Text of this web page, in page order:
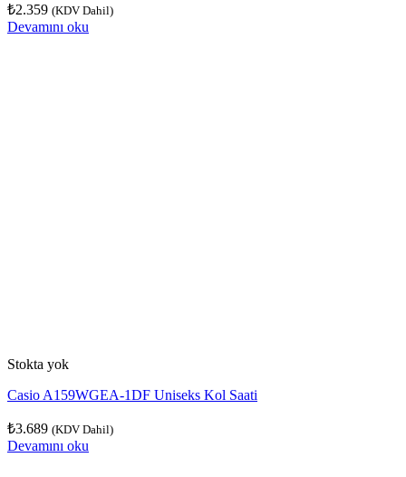
₺2.359 (KDV Dahil)
Devamını oku
Stokta yok
Casio A159WGEA-1DF Uniseks Kol Saati
₺3.689 (KDV Dahil)
Devamını oku